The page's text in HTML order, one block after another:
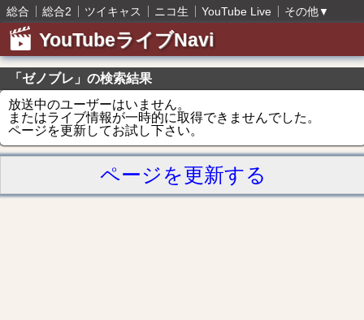
総合 総合2 ツイキャス ニコ生 YouTube Live その他▼
YouTubeライブNavi
「ゼノブレ」の検索結果
放送中のユーザーはいません。
またはライブ情報が一時的に取得できませんでした。
ページを更新してお試し下さい。
ページを更新する